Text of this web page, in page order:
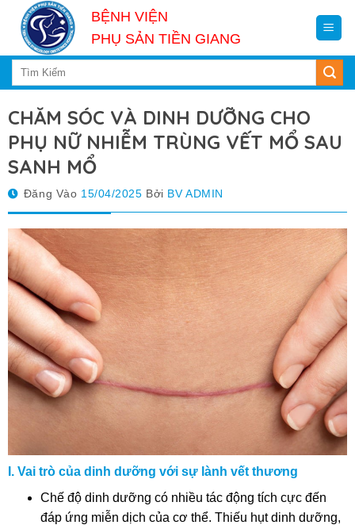
content
BỆNH VIỆN
PHỤ SẢN TIỀN GIANG
CHĂM SÓC VÀ DINH DƯỠNG CHO
PHỤ NỮ NHIỄM TRÙNG VẾT MỔ SAU
SANH MỔ
Đăng Vào 15/04/2025 Bởi BV ADMIN
I. Vai trò của dinh dưỡng với sự lành vết thương
Chế độ dinh dưỡng có nhiều tác động tích cực đến
đáp ứng miễn dịch của cơ thể. Thiếu hụt dinh dưỡng,